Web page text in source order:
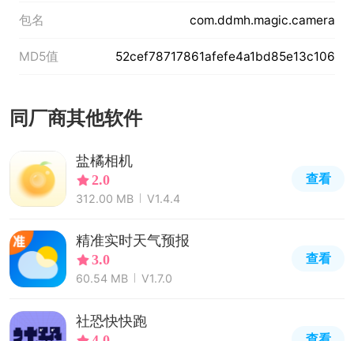
包名 com.ddmh.magic.camera
MD5值 52cef78717861afefe4a1bd85e13c106
同厂商其他软件
盐橘相机
2.0
312.00 MB V1.4.4
查看
精准实时天气预报
3.0
60.54 MB V1.7.0
查看
社恐快快跑